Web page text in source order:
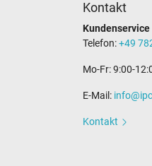
Kontakt
Kundenservice
Telefon:+49
Mo-Fr: 9:00-
E-Mail:
Kontakt